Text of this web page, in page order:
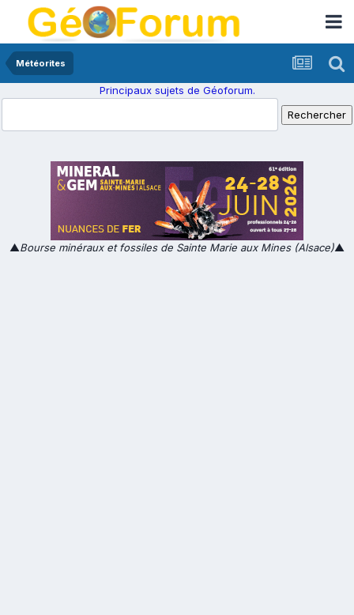
Météorites
Principaux sujets de Géoforum.
▲Bourse minéraux et fossiles de Sainte Marie aux Mines (Alsace)▲